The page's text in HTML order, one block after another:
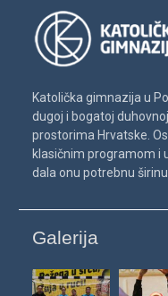
Katolička gimnazija u
dugoj i bogatoj
prostorima Hrvatske.
klasičnim programom i
dala onu potrebnu
Galerija